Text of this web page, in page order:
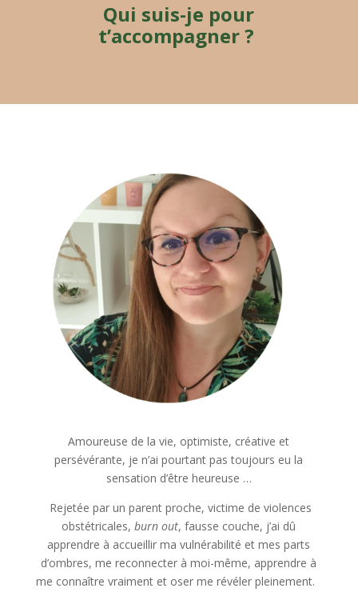
Qui suis-je pour
t’accompagner ?
Amoureuse de la vie, optimiste, créative et
persévérante, je n’ai pourtant pas toujours eu la
sensation d’être heureuse …
Rejetée par un parent proche, victime de violences
obstétricales,burn out, fausse couche, j’ai dû
apprendre à accueillir ma vulnérabilité et mes parts
d’ombres, me reconnecter à moi-même, apprendre à
me connaître vraiment et oser me révéler pleinement.